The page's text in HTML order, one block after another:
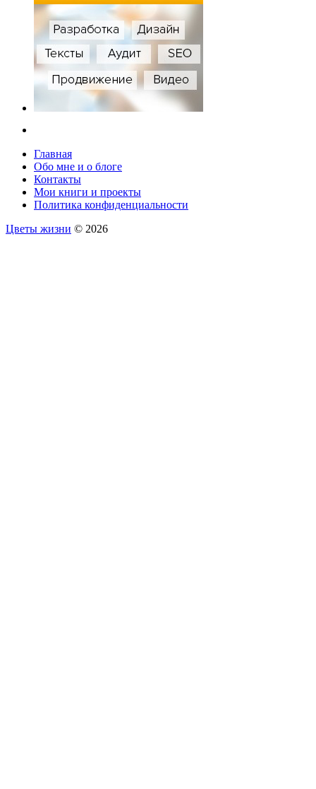
Главная
Обо мне и о блоге
Контакты
Мои книги и проекты
Политика конфиденциальности
Цветы жизни © 2026